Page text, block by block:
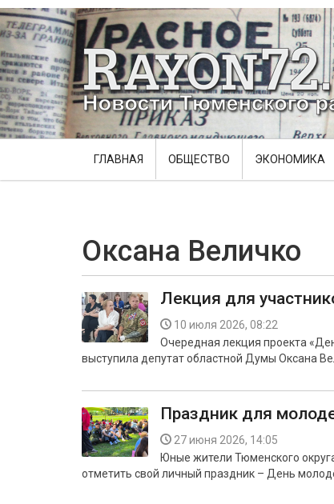
ГЛАВНАЯ ОБЩЕСТВО ЭКОНОМИКА
Оксана Величко
Лекция для
10 июля 2026, 08:22
Очередная лекция проекта
выступила депутат областной Думы Оксана
Праздник для
27 июня 2026, 14:05
Юные жители Тюменского
отметить свой личный праздник – День